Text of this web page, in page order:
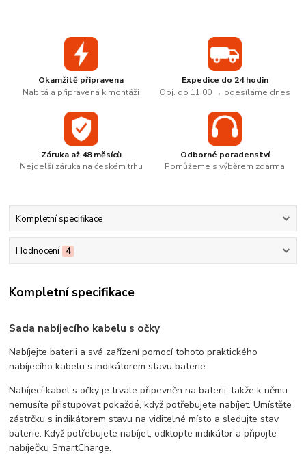
Okamžitě připravena
Nabitá a připravená k montáži
Expedice do 24 hodin
Obj. do 11:00 → odesíláme dnes
Záruka až 48 měsíců
Nejdelší záruka na českém trhu
Odborné poradenství
Pomůžeme s výběrem zdarma
Kompletní specifikace
Hodnocení 4
Kompletní specifikace
Sada nabíjecího kabelu s očky
Nabíjejte baterii a svá zařízení pomocí tohoto praktického
nabíjecího kabelu s indikátorem stavu baterie.
Nabíjecí kabel s očky je trvale připevněn na baterii, takže k němu
nemusíte přistupovat pokaždé, když potřebujete nabíjet. Umístěte
zástrčku s indikátorem stavu na viditelné místo a sledujte stav
baterie. Když potřebujete nabíjet, odklopte indikátor a připojte
nabíječku SmartCharge.